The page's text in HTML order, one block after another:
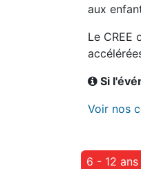
aux
Le CREE
Si
Voir nos
6 - 12 ans